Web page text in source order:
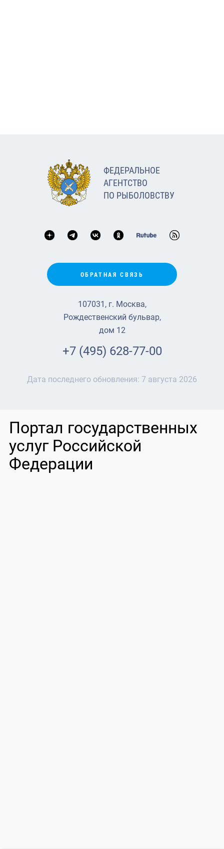
ФЕДЕРАЛЬНОЕ
АГЕНТСТВО
ПО РЫБОЛОВСТВУ
ОБРАТНАЯ СВЯЗЬ
107031, г. Москва,
Рождественский бульвар,
дом 12
+7 (495) 628-77-00
Дата последнего обновления: 7 августа 2026
Портал государственных
услуг Российской
Федерации